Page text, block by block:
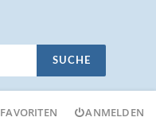
SUCHE
FAVORITEN ANMELDEN